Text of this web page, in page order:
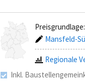
Preisgrundlage:
Mansfeld-
Regionale
Inkl.